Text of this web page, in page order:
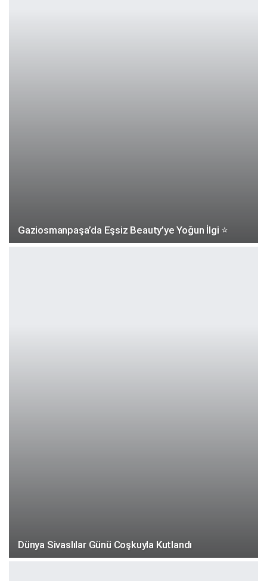
Gaziosmanpaşa’da Eşsiz Beauty’ye Yoğun İlgi ⭐
Dünya Sivaslılar Günü Coşkuyla Kutlandı